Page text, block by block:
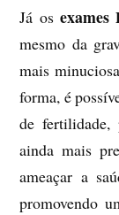
Já os exames
mesmo da
mais
forma, é
de fertilidade,
ainda mais
ameaçar a
promovendo